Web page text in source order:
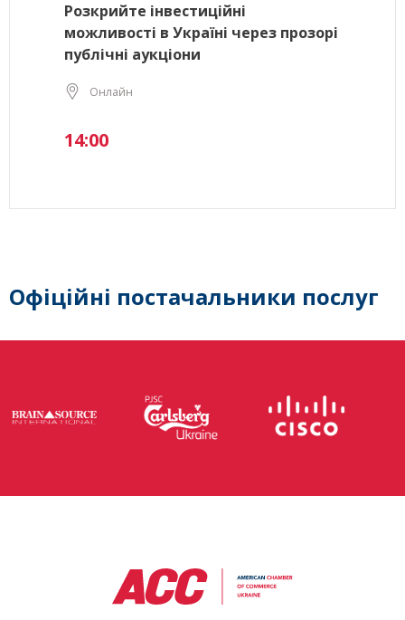
Розкрийте інвестиційні
можливості в Україні через прозорі
публічні аукціони
Онлайн
14:00
Офіційні постачальники послуг